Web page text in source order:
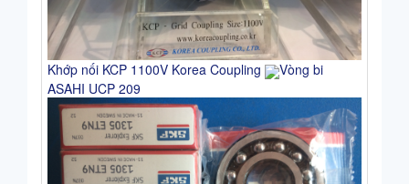
Khớp nối KCP 1100V Korea Coupling
Vòng bi
ASAHI UCP 209